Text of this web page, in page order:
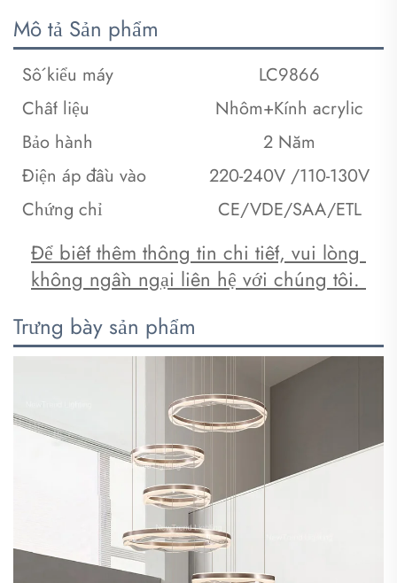
Mô tả Sản phẩm
Số kiểu máy
LC9866
Chất liệu
Nhôm+Kính acrylic
Bảo hành
2 Năm
Điện áp đầu vào
220-240V /110-130V
Chứng chỉ
CE/VDE/SAA/ETL
Để biết thêm thông tin chi tiết, vui lòng
không ngần ngại liên hệ với chúng tôi.
Trưng bày sản phẩm